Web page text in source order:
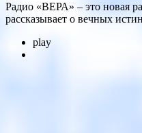
Радио «ВЕРА» – это новая
рассказывает о вечных
play